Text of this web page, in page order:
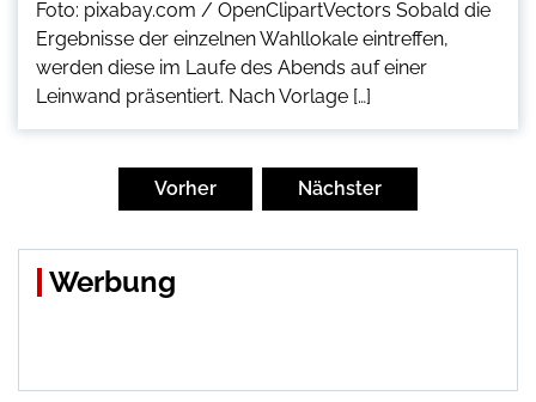
Foto: pixabay.com / OpenClipartVectors Sobald die
Ergebnisse der einzelnen Wahllokale eintreffen,
werden diese im Laufe des Abends auf einer
Leinwand präsentiert. Nach Vorlage […]
Vorher Nächster
Werbung